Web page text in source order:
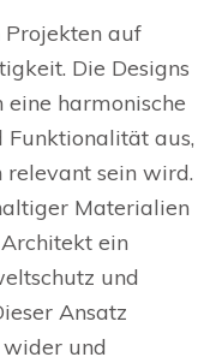
Projekten auf
Die Designs
harmonische
Funktionalität aus,
relevant sein wird.
Materialien
ein
und
Ansatz
und